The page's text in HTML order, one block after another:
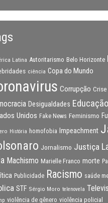
Latina Autoritarismo Belo Horizonte
ciência Copa do Mundo
Corrupção
Desigualdades Educação
Unidos Fake News Feminismo
História homofobia Impeachment
Jornalismo Justiça
Machismo Marielle Franco morte
Publicidade Racismo saúde
STF Sérgio Moro telenovela
violência de gênero violência policial